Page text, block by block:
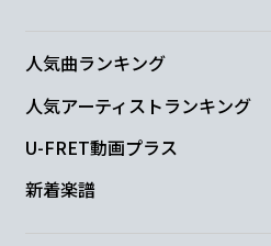
人気曲ランキング
人気アーティストランキング
U-FRET動画プラス
新着楽譜